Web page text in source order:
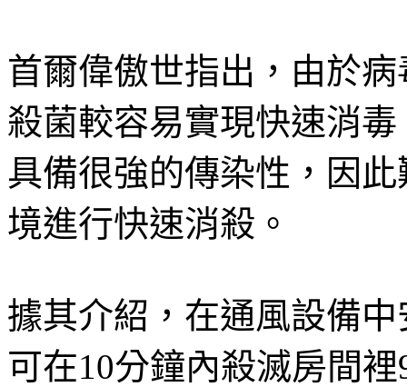
首爾偉傲世指出，由於
殺菌較容易實現快速消
具備很強的傳染性，因
境進行快速消殺。
據其介紹，在通風設備
可在10分鐘內殺滅房間